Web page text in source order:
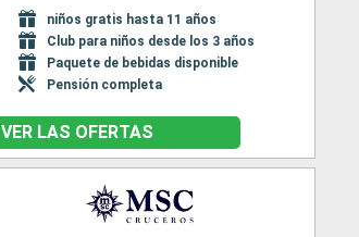
niños gratis hasta 11 años
Club para niños desde los 3 años
Paquete de bebidas disponible
Pensión completa
VER LAS OFERTAS